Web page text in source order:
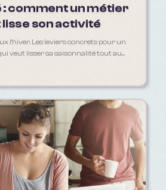
: comment un métier
son activité
l'hiver. Les leviers concrets pour un
veut lisser sa saisonnalité tout au